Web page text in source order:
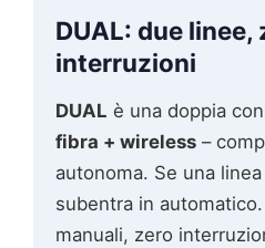
DUAL: due linee,
interruzioni
DUAL è una doppia
fibra + wireless –
autonoma. Se una linea
subentra in
manuali, zero